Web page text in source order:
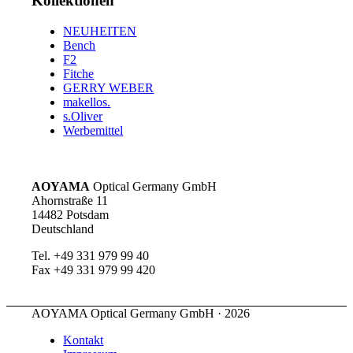
NEUHEITEN
Bench
F2
Fitche
GERRY WEBER
makellos.
s.Oliver
Werbemittel
AOYAMA Optical Germany GmbH
Ahornstraße 11
14482 Potsdam
Deutschland
Tel. +49 331 979 99 40
Fax +49 331 979 99 420
AOYAMA Optical Germany GmbH · 2026
Kontakt